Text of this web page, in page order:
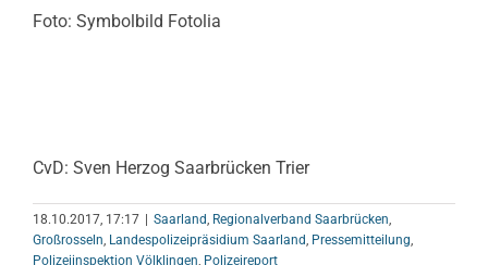
Foto: Symbolbild Fotolia
CvD: Sven Herzog Saarbrücken Trier
18.10.2017, 17:17 Saarland, Regionalverband Saarbrücken,
Großrosseln, Landespolizeipräsidium Saarland, Pressemitteilung,
Polizeiinspektion Völklingen, Polizeireport